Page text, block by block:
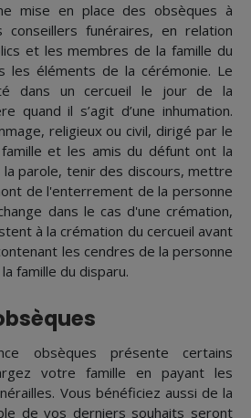
mise en place des obsèques à
conseillers funéraires, en relation
et les membres de la famille du
les éléments de la cérémonie. Le
dans un cercueil le jour de la
quand il s’agit d’une inhumation.
religieux ou civil, dirigé par le
et les amis du défunt ont la
parole, tenir des discours, mettre
de l'enterrement de la personne
dans le cas d'une crémation,
à la crémation du cercueil avant
les cendres de la personne
famille du disparu.
obsèques présente certains
votre famille en payant les
Vous bénéficiez aussi de la
de vos derniers souhaits seront